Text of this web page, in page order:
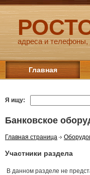
адреса и телефоны,
Главная
Я ищу:
Банковское
Главная страница
Участники раздела
В данном разделе не